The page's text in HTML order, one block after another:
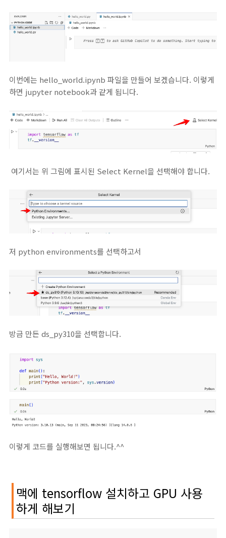
이번에는 hello_world.ipynb 파일을 만들어 보겠습니다. 이렇게
하면 jupyter notebook과 같게 됩니다.
여기서는 위 그림에 표시된 Select Kernel을 선택해야 합니다.
저 python environments를 선택하고서
방금 만든 ds_py310을 선택합니다.
이렇게 코드를 실행해보면 됩니다.^^
맥에 tensorflow 설치하고 GPU 사용
하게 해보기